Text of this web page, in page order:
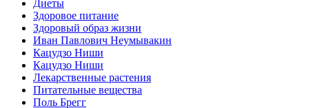
Диеты
Здоровое питание
Здоровый образ жизни
Иван Павлович Неумывакин
Кацудзо Ниши
Кацудзо Ниши
Лекарственные растения
Питательные вещества
Поль Брегг